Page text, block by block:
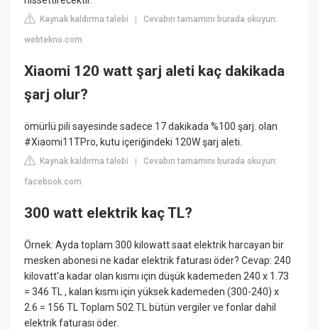
Kaynak kaldırma talebi |Cevabın tamamını burada okuyun:
webtekno.com
Xiaomi 120 watt şarj aleti kaç dakikada
şarj olur?
ömürlü pili sayesinde sadece 17 dakikada %100 şarj. olan
#Xiaomi11TPro, kutu içeriğindeki 120W şarj aleti.
Kaynak kaldırma talebi |Cevabın tamamını burada okuyun:
facebook.com
300 watt elektrik kaç TL?
Örnek: Ayda toplam 300 kilowatt saat elektrik harcayan bir
mesken abonesi ne kadar elektrik faturası öder? Cevap: 240
kilovatt'a kadar olan kısmı için düşük kademeden 240 x 1.73
= 346 TL , kalan kısmı için yüksek kademeden (300-240) x
2.6 = 156 TL Toplam 502 TL bütün vergiler ve fonlar dahil
elektrik faturası öder.